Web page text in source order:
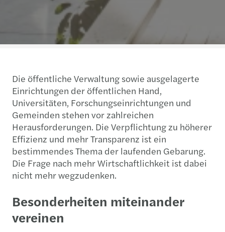
Die öffentliche Verwaltung sowie ausgelagerte
Einrichtungen der öffentlichen Hand,
Universitäten, Forschungseinrichtungen und
Gemeinden stehen vor zahlreichen
Herausforderungen. Die Verpflichtung zu höherer
Effizienz und mehr Transparenz ist ein
bestimmendes Thema der laufenden Gebarung.
Die Frage nach mehr Wirtschaftlichkeit ist dabei
nicht mehr wegzudenken.
Besonderheiten miteinander
vereinen